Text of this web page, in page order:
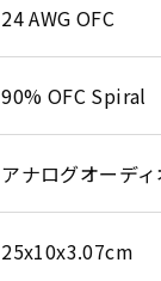
24 AWG OFC
90% OFC Spiral
アナログオーデ
25x10x3.07cm